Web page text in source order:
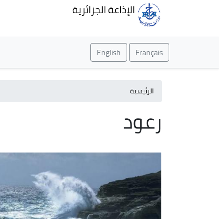
الإذاعة الجزائرية
Français
English
الرئيسية
رعود